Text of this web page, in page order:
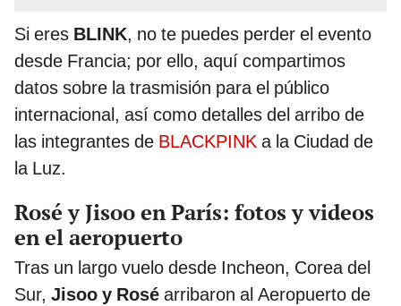
Si eres BLINK, no te puedes perder el evento
desde Francia; por ello, aquí compartimos
datos sobre la trasmisión para el público
internacional, así como detalles del arribo de
las integrantes de BLACKPINK a la Ciudad de
la Luz.
Rosé y Jisoo en París: fotos y videos
en el aeropuerto
Tras un largo vuelo desde Incheon, Corea del
Sur, Jisoo y Rosé arribaron al Aeropuerto de